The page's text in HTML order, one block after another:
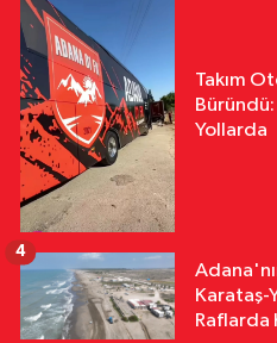
Takım
Büründü:
Yollarda
Karataş-
Raflarda
4